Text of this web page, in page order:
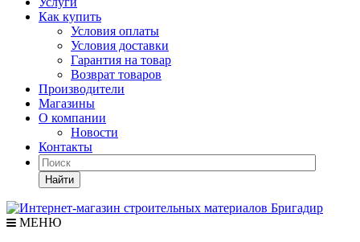
Как купить
Условия оплаты
Условия доставки
Гарантия на товар
Возврат товаров
Производители
Магазины
О компании
Новости
Контакты
Найти
МЕНЮ